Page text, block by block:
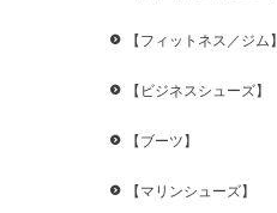
【フィットネス／ジム】
【ビジネスシューズ】
【ブーツ】
【マリンシューズ】